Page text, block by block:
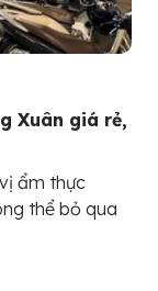
Xuân giá rẻ,
ẩm thực
thể bỏ qua